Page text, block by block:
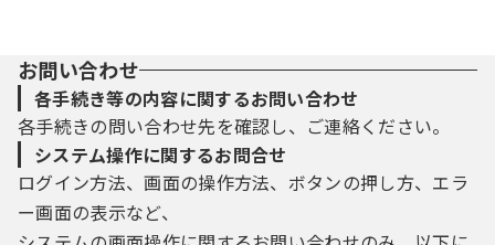
お問い合わせ
各手続き等の内容に関するお問い合わせ
各手続きの問い合わせ先を確認し、ご連絡ください。
システム操作に関するお問合せ
ログイン方法、画面の操作方法、ボタンの押し方、エラ
ー画面の表示など、